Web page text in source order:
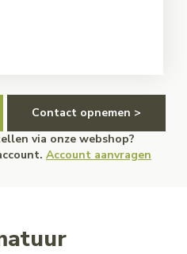
Contact opnemen >
via onze webshop?
Account aanvragen